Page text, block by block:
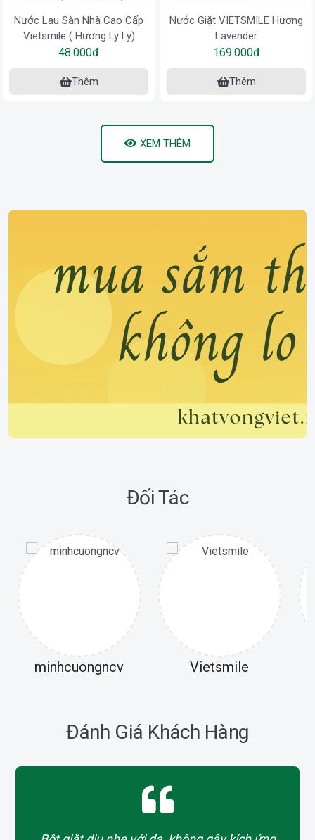
Nước Lau Sàn Nhà Cao Cấp
Vietsmile ( Hương Ly Ly)
48.000đ
Thêm
Nước Giặt VIETSMILE Hương
Lavender
169.000đ
Thêm
XEM THÊM
Đối Tác
minhcuongncv Vietsmile
Đánh Giá Khách Hàng